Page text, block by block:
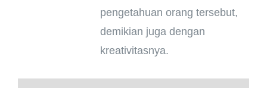
pengetahuan orang tersebut,
demikian juga dengan
kreativitasnya.